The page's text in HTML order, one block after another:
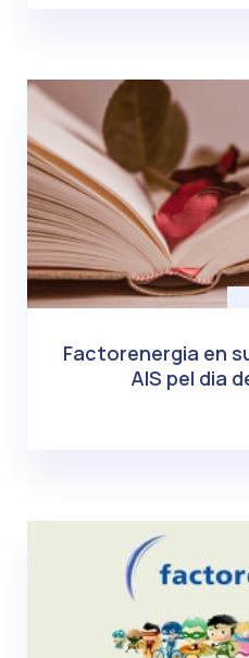
Factorenergia en
AIS pel dia